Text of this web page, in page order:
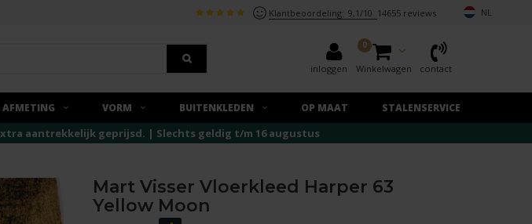
Klantbeoordeling: 9,1/10 14655 reviews NL
inloggen
0
Winkelwagen contact
AFMETING VORM BUITENKLEDEN OP MAAT STALENSERVICE
aantrekkelijk geprijsd. | Slechts geldig t/m 16 augustus
Mart Visser Vloerkleed Harper 63
Yellow Moon